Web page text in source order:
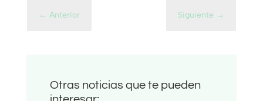
← Anterior Siguiente →
Otras noticias que te pueden